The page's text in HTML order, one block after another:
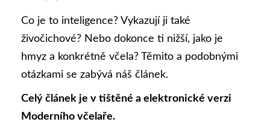
Co je to inteligence? Vykazují ji také
živočichové? Nebo dokonce ti nižší, jako je
hmyz a konkrétně včela? Těmito a podobnými
otázkami se zabývá náš článek.
Celý článek je v tištěné a elektronické verzi
Moderního včelaře.